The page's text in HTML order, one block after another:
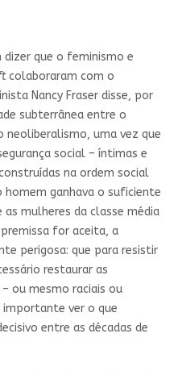
que o feminismo e
colaboraram com o
Nancy Fraser disse, por
subterrânea entre o
neoliberalismo, uma vez que
social – íntimas e
na ordem social
homem ganhava o suficiente
mulheres da classe média
for aceita, a
perigosa: que para resistir
restaurar as
ou mesmo raciais ou
importante ver o que
entre as décadas de